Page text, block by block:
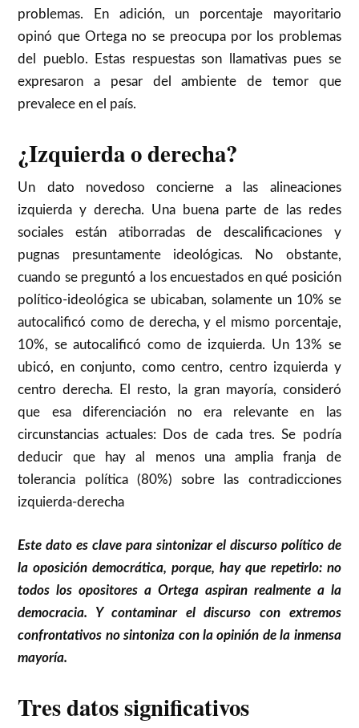
problemas. En adición, un porcentaje mayoritario
opinó que Ortega no se preocupa por los problemas
del pueblo. Estas respuestas son llamativas pues se
expresaron a pesar del ambiente de temor que
prevalece en el país.
¿Izquierda o derecha?
Un dato novedoso concierne a las alineaciones
izquierda y derecha. Una buena parte de las redes
sociales están atiborradas de descalificaciones y
pugnas presuntamente ideológicas. No obstante,
cuando se preguntó a los encuestados en qué posición
político-ideológica se ubicaban, solamente un 10% se
autocalificó como de derecha, y el mismo porcentaje,
10%, se autocalificó como de izquierda. Un 13% se
ubicó, en conjunto, como centro, centro izquierda y
centro derecha. El resto, la gran mayoría, consideró
que esa diferenciación no era relevante en las
circunstancias actuales: Dos de cada tres. Se podría
deducir que hay al menos una amplia franja de
tolerancia política (80%) sobre las contradicciones
izquierda-derecha
Este dato es clave para sintonizar el discurso político de
la oposición democrática, porque, hay que repetirlo: no
todos los opositores a Ortega aspiran realmente a la
democracia. Y contaminar el discurso con extremos
confrontativos no sintoniza con la opinión de la inmensa
mayoría.
Tres datos significativos